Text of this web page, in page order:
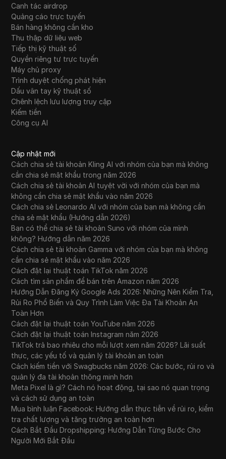
Canh tác airdrop
Quảng cáo trực tuyến
Bán hàng không cần kho
Thu thập dữ liệu web
Tiếp thị kỹ thuật số
Quyền riêng tư trực tuyến
Máy chủ proxy
Trình duyệt chống phát hiện
Dấu vân tay kỹ thuật số
Chênh lệch lưu lượng truy cập
Kiếm tiền
Công cụ AI
Cập nhật mới
Cách chia sẻ tài khoản Kling AI với nhóm của bạn mà không
cần chia sẻ mật khẩu trong năm 2026
Cách chia sẻ tài khoản AI tuyệt vời với nhóm của bạn mà
không cần chia sẻ mật khẩu vào năm 2026
Cách chia sẻ Leonardo AI với nhóm của bạn mà không cần
chia sẻ mật khẩu (Hướng dẫn 2026)
Bạn có thể chia sẻ tài khoản Suno với nhóm của mình
không? Hướng dẫn năm 2026
Cách chia sẻ tài khoản Gamma với nhóm của bạn mà không
cần chia sẻ mật khẩu vào năm 2026
Cách đặt lại thuật toán TikTok năm 2026
Cách tìm sản phẩm để bán trên Amazon năm 2026
Hướng Dẫn Đăng Ký Google Ads 2026: Những Nên Kiểm Tra,
Rủi Ro Phổ Biến và Quy Trình Làm Việc Đa Tài Khoản An
Toàn Hơn
Cách đặt lại thuật toán YouTube năm 2026
Cách đặt lại thuật toán Instagram năm 2026
TikTok trả bao nhiêu cho mỗi lượt xem năm 2026? Lãi suất
thực, các yếu tố và quản lý tài khoản an toàn
Cách kiếm tiền với Swagbucks năm 2026: Các bước, rủi ro và
quản lý đa tài khoản thông minh hơn
Meta Pixel là gì? Cách nó hoạt động, tại sao nó quan trọng
và cách sử dụng an toàn
Mua bình luận Facebook: Hướng dẫn thực tiễn về rủi ro, kiểm
tra chất lượng và tăng trưởng an toàn hơn
Cách Bắt Đầu Dropshipping: Hướng Dẫn Từng Bước Cho
Người Mới Bắt Đầu